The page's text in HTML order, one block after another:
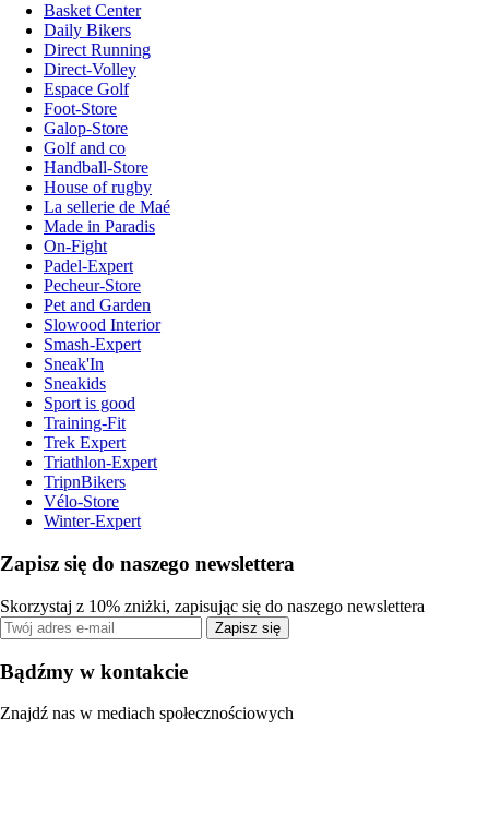
Basket Center
Daily Bikers
Direct Running
Direct-Volley
Espace Golf
Foot-Store
Galop-Store
Golf and co
Handball-Store
House of rugby
La sellerie de Maé
Made in Paradis
On-Fight
Padel-Expert
Pecheur-Store
Pet and Garden
Slowood Interior
Smash-Expert
Sneak'In
Sneakids
Sport is good
Training-Fit
Trek Expert
Triathlon-Expert
TripnBikers
Vélo-Store
Winter-Expert
Zapisz się do naszego newslettera
Skorzystaj z 10% zniżki, zapisując się do naszego newslettera
Zapisz się
Bądźmy w kontakcie
Znajdź nas w mediach społecznościowych